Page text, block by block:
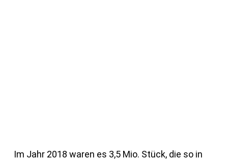
Im Jahr 2018 waren es 3,5 Mio. Stück, die so in